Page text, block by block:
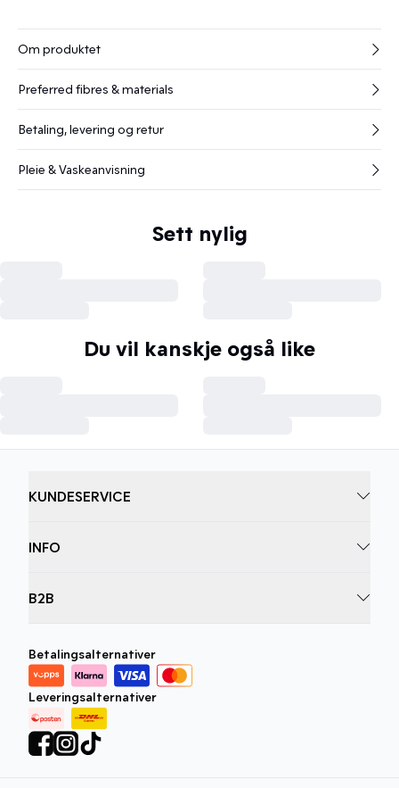
Om produktet
Preferred fibres & materials
Betaling, levering og retur
Pleie & Vaskeanvisning
Sett nylig
Du vil kanskje også like
KUNDESERVICE
INFO
B2B
Betalingsalternativer
Leveringsalternativer